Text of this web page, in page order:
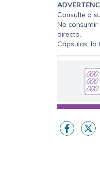
Consulte a
No consumir
directa.
Cápsulas: